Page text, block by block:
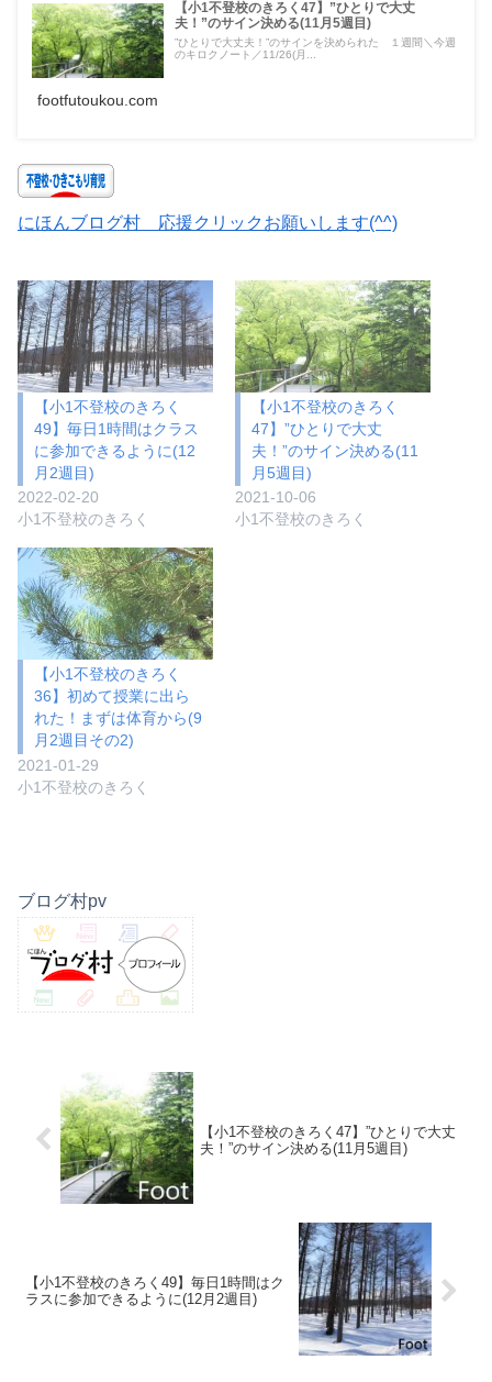
【小1不登校のきろく47】”ひとりで大丈
夫！”のサイン決める(11月5週目)
”ひとりで大丈夫！”のサインを決められた １週間＼今週
のキロクノート／11/26(月...
footfutoukou.com
にほんブログ村 応援クリックお願いします(^^)
【小1不登校のきろく
49】毎日1時間はクラス
に参加できるように(12
月2週目)
2022-02-20
小1不登校のきろく
【小1不登校のきろく
47】”ひとりで大丈
夫！”のサイン決める(11
月5週目)
2021-10-06
小1不登校のきろく
【小1不登校のきろく
36】初めて授業に出ら
れた！まずは体育から(9
月2週目その2)
2021-01-29
小1不登校のきろく
ブログ村pv
【小1不登校のきろく47】”ひとりで大丈
夫！”のサイン決める(11月5週目)
【小1不登校のきろく49】毎日1時間はク
ラスに参加できるように(12月2週目)